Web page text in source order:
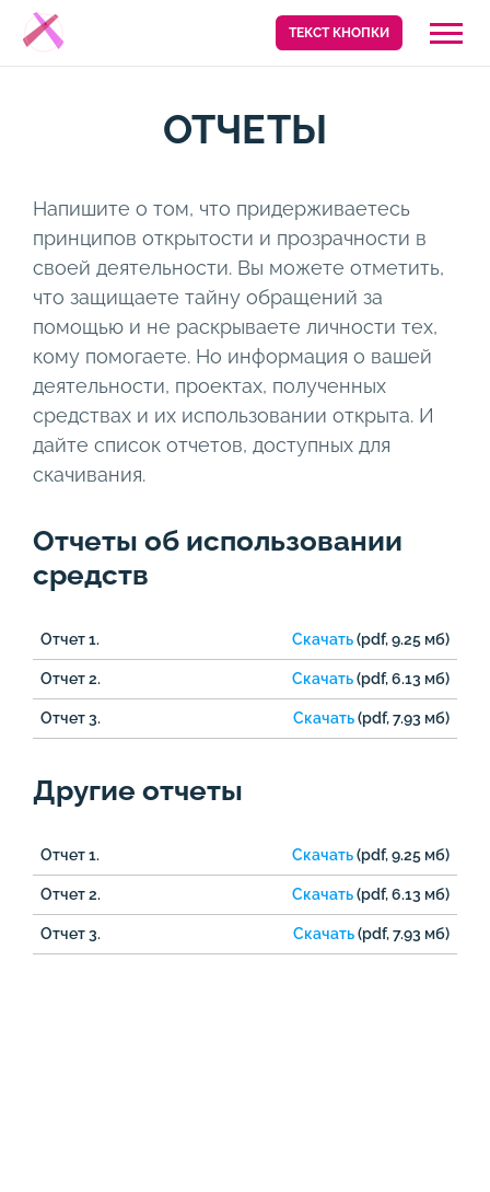
ТЕКСТ КНОПКИ
ОТЧЕТЫ
Напишите о том, что придерживаетесь
принципов открытости и прозрачности в
своей деятельности. Вы можете отметить,
что защищаете тайну обращений за
помощью и не раскрываете личности тех,
кому помогаете. Но информация о вашей
деятельности, проектах, полученных
средствах и их использовании открыта. И
дайте список отчетов, доступных для
скачивания.
Отчеты об использовании
средств
Отчет 1. Скачать(pdf, 9.25 мб)
Отчет 2. Скачать(pdf, 6.13 мб)
Отчет 3. Скачать(pdf, 7.93 мб)
Другие отчеты
Отчет 1. Скачать(pdf, 9.25 мб)
Отчет 2. Скачать(pdf, 6.13 мб)
Отчет 3. Скачать(pdf, 7.93 мб)